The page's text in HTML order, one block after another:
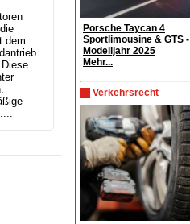
Porsche Taycan 4
Sportlimousine & GTS -
Modelljahr 2025
Mehr...
Verkehrsrecht
dem